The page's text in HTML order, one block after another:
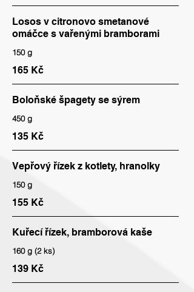
Losos v citronovo smetanové
omáčce s vařenými bramborami
150 g
165 Kč
Boloňské špagety se sýrem
450 g
135 Kč
Vepřový řízek z kotlety, hranolky
150 g
155 Kč
Kuřecí řízek, bramborová kaše
160 g (2 ks)
139 Kč